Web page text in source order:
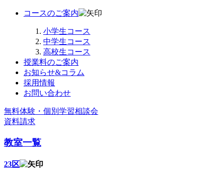
コースのご案内
小学生コース
中学生コース
高校生コース
授業料のご案内
お知らせ&コラム
採用情報
お問い合わせ
無料体験・個別学習相談会
資料請求
教室一覧
23区